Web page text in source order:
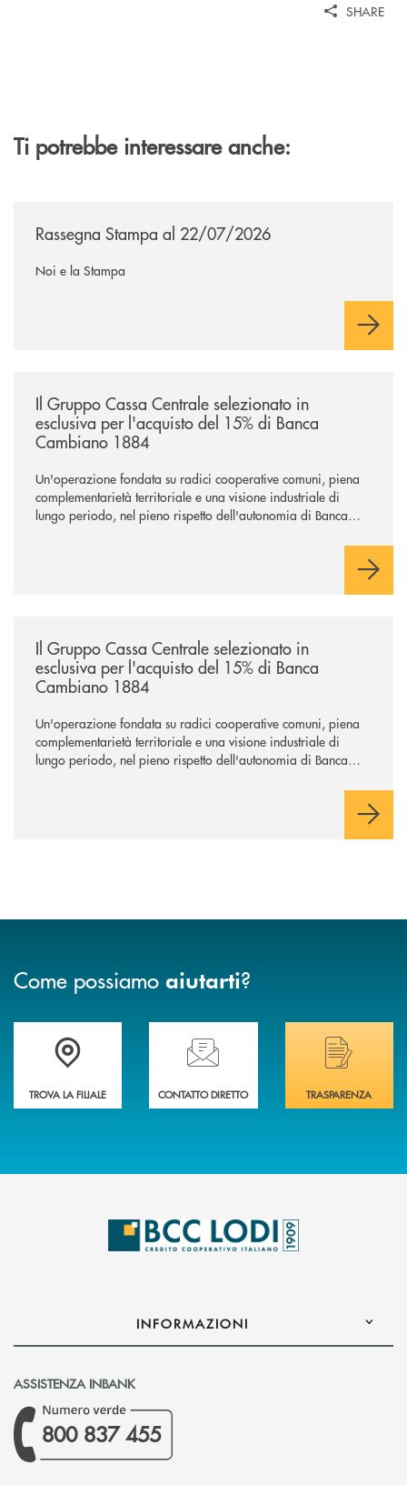
SHARE
Ti potrebbe interessare anche:
Rassegna Stampa al 22/07/2026
Noi e la Stampa
Il Gruppo Cassa Centrale selezionato in
esclusiva per l'acquisto del 15% di Banca
Cambiano 1884
Un'operazione fondata su radici cooperative comuni, piena
complementarietà territoriale e una visione industriale di
lungo periodo, nel pieno rispetto dell'autonomia di Banca
negoziazione esclusiva per la finalizzazione dell’operazione.
Il Gruppo Cassa Centrale selezionato in
esclusiva per l'acquisto del 15% di Banca
Cambiano 1884
Un'operazione fondata su radici cooperative comuni, piena
complementarietà territoriale e una visione industriale di
lungo periodo, nel pieno rispetto dell'autonomia di Banca
negoziazione esclusiva per la finalizzazione dell’operazione.
Come possiamo aiutarti?
Trova la filiale più vicina a Te
TROVA LA FILIALE
Hai bisogno di assistenza immediata?
CONTATTO DIRETTO
Hai bisogno di
TRASPARENZA
INFORMAZIONI
ASSISTENZA INBANK
800 837 455